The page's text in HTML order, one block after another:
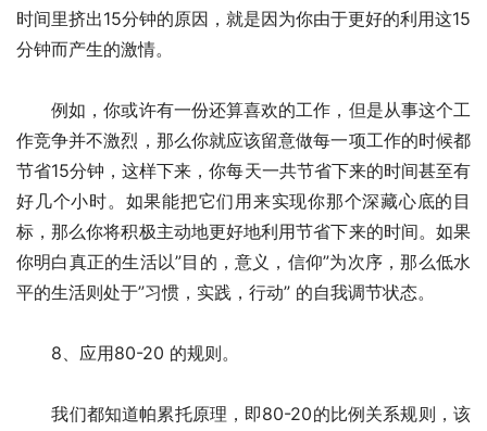
时间里挤出15分钟的原因，就是因为你由于更好的利用这15
分钟而产生的激情。
例如，你或许有一份还算喜欢的工作，但是从事这个工
作竞争并不激烈，那么你就应该留意做每一项工作的时候都
节省15分钟，这样下来，你每天一共节省下来的时间甚至有
好几个小时。如果能把它们用来实现你那个深藏心底的目
标，那么你将积极主动地更好地利用节省下来的时间。如果
你明白真正的生活以”目的，意义，信仰”为次序，那么低水
平的生活则处于”习惯，实践，行动” 的自我调节状态。
8、应用80-20 的规则。
我们都知道帕累托原理，即80-20的比例关系规则，该